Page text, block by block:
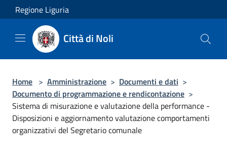
Salta al contenuto principale
Regione Liguria
Città di Noli
Home > Amministrazione > Documenti e dati >
Documento di programmazione e rendicontazione >
Sistema di misurazione e valutazione della performance -
Disposizioni e aggiornamento valutazione comportamenti
organizzativi del Segretario comunale